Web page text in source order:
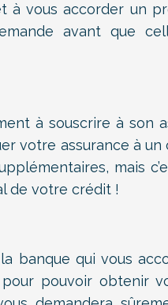
vous accorder un
avant que
à souscrire à son
votre assurance à un
mais
de votre crédit !
banque qui vous
pouvoir obtenir